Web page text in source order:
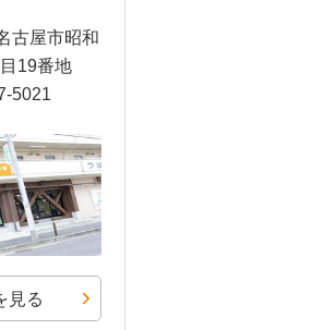
古屋市昭和
19番地
5021
見る